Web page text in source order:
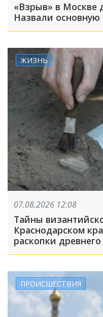
«Взрыв» в Москве
Назвали основную
ЖИЗНЬ
07.08.2026 12:08
Тайны
Краснодарском
раскопки
ПРОИСШЕСТВИЯ